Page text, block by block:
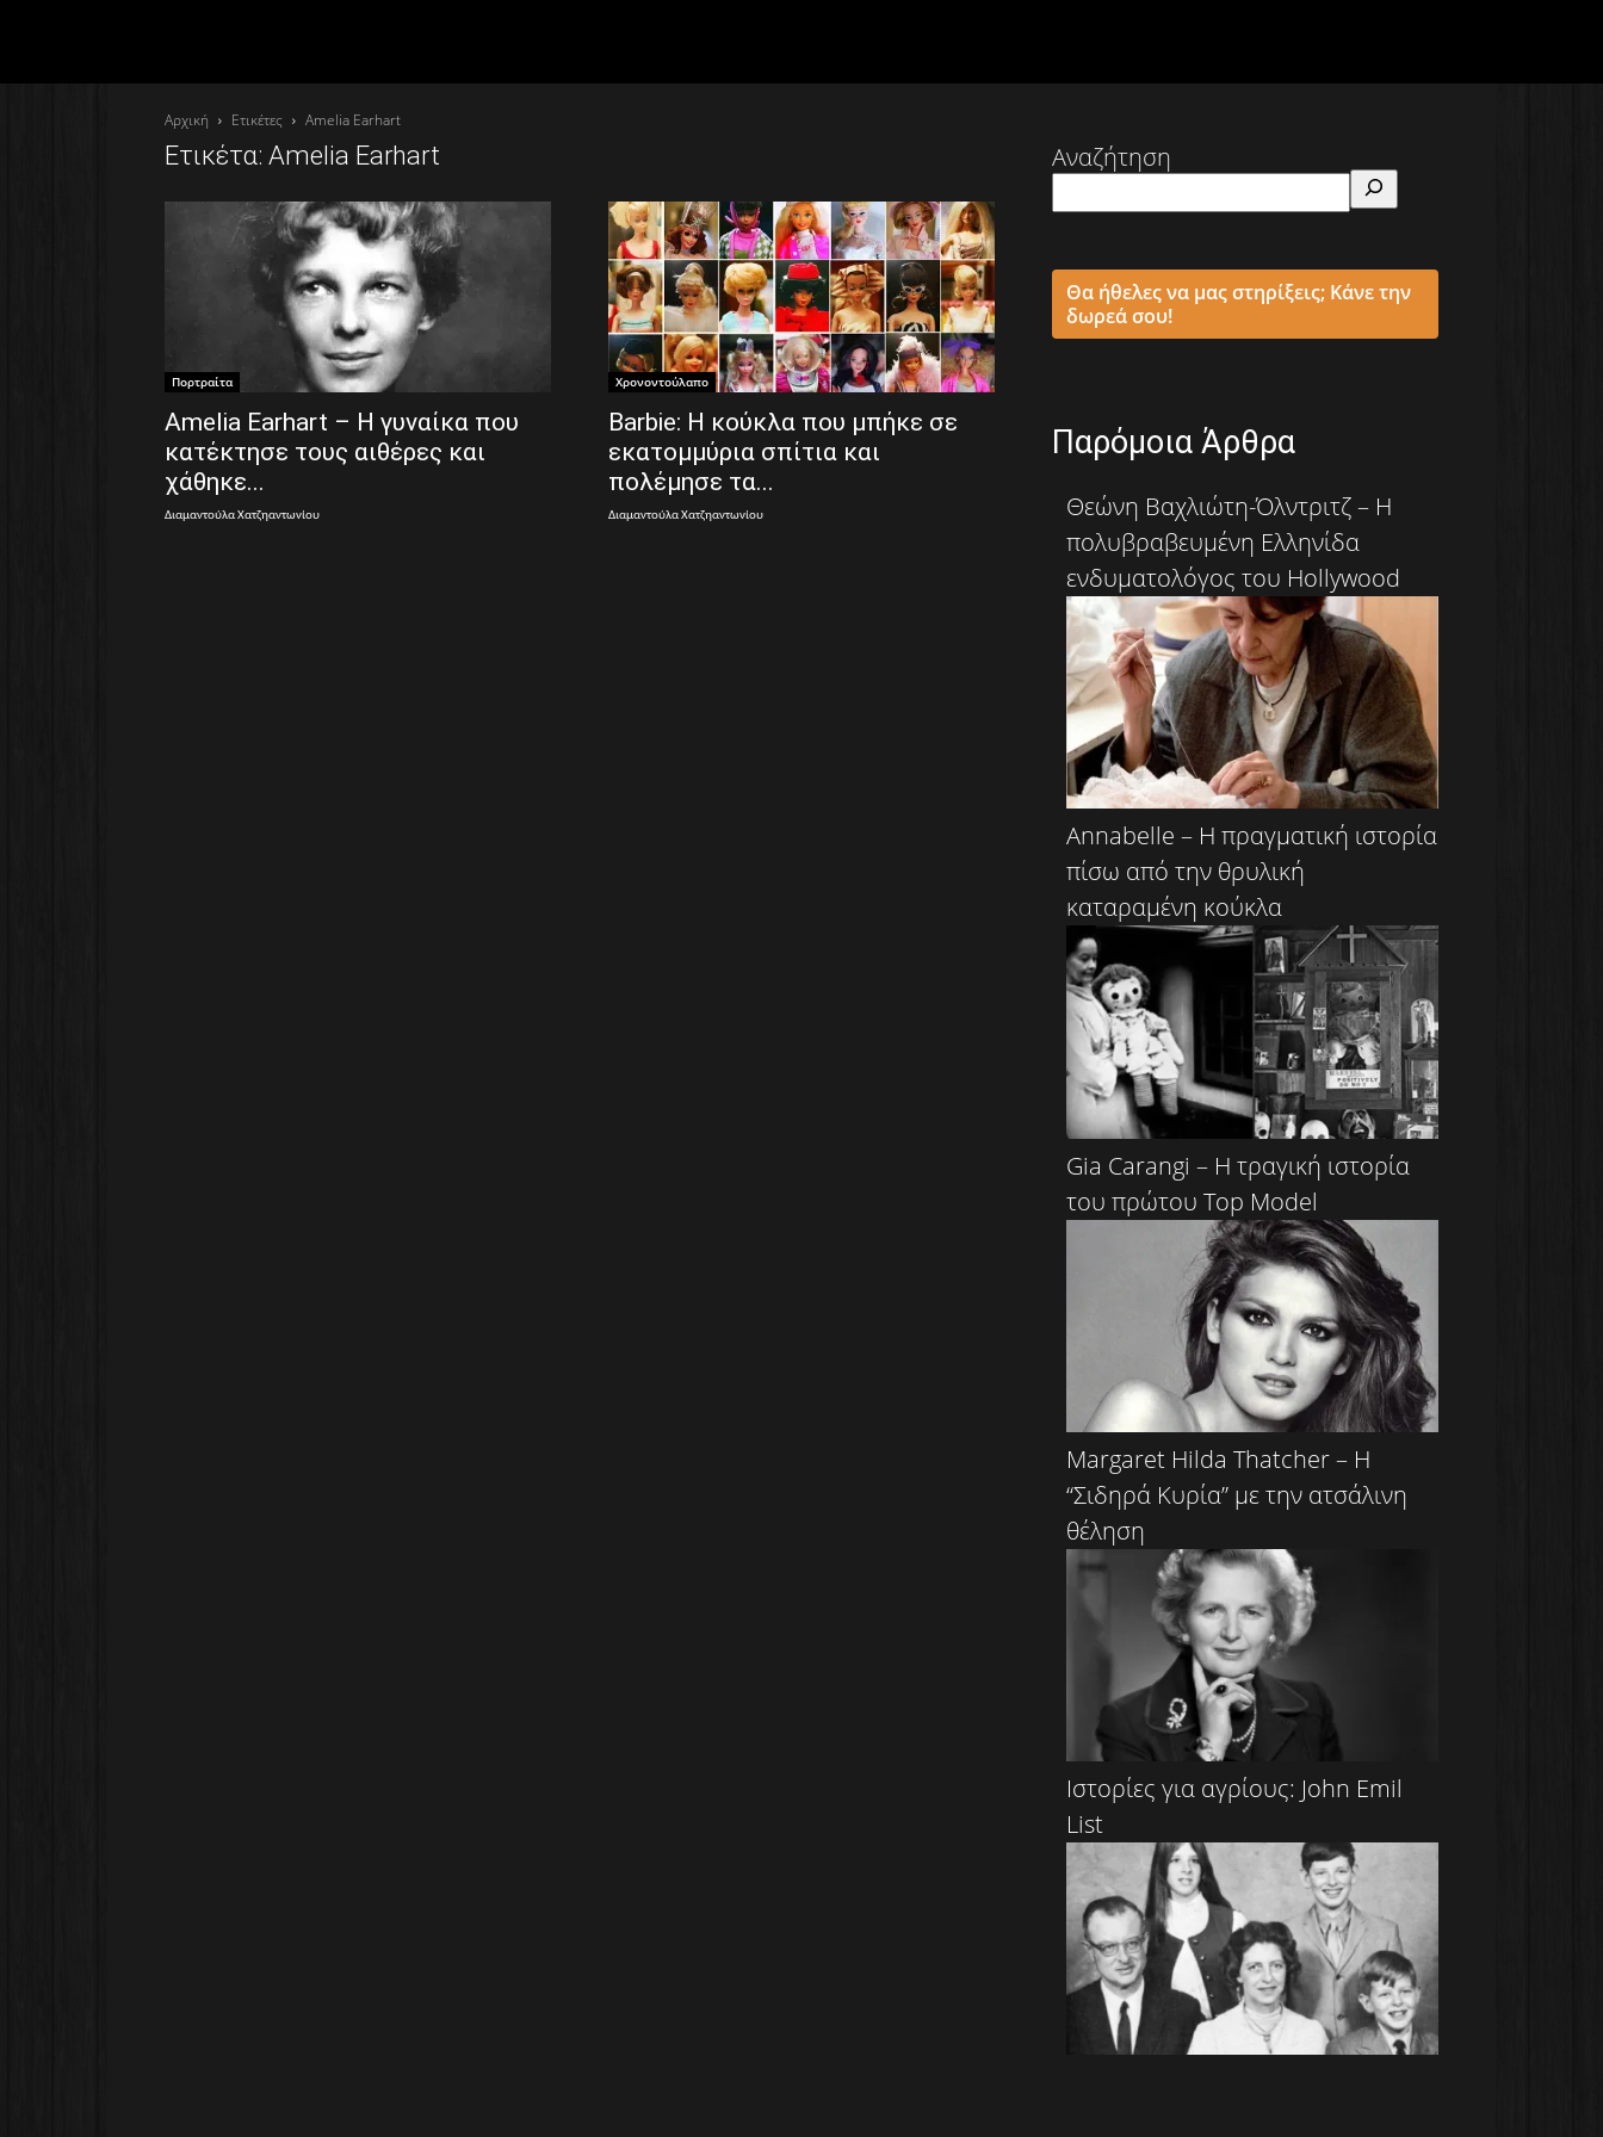
Αρχική Ετικέτες Amelia Earhart
Ετικέτα: Amelia Earhart
Πορτραίτα
Amelia Earhart – Η γυναίκα που
κατέκτησε τους αιθέρες και
χάθηκε...
Διαμαντούλα Χατζηαντωνίου
Χρονοντούλαπο
Barbie: Η κούκλα που μπήκε σε
εκατομμύρια σπίτια και
πολέμησε τα...
Διαμαντούλα Χατζηαντωνίου
Αναζήτηση
Θα ήθελες να μας στηρίξεις; Κάνε την
δωρεά σου!
Παρόμοια Άρθρα
Θεώνη Βαχλιώτη-Όλντριτζ – Η
πολυβραβευμένη Ελληνίδα
ενδυματολόγος του Hollywood
Annabelle – H πραγματική ιστορία
πίσω από την θρυλική
καταραμένη κούκλα
Gia Carangi – Η τραγική ιστορία
του πρώτου Τop Μodel
Margaret Hilda Thatcher – Η
“Σιδηρά Κυρία” με την ατσάλινη
θέληση
Ιστορίες για αγρίους: John Emil
List